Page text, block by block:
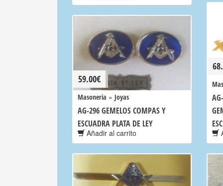
59.00€
Masoneria » Joyas
AG-296 GEMELOS COMPAS Y
ESCUADRA PLATA DE LEY
Añadir al carrito